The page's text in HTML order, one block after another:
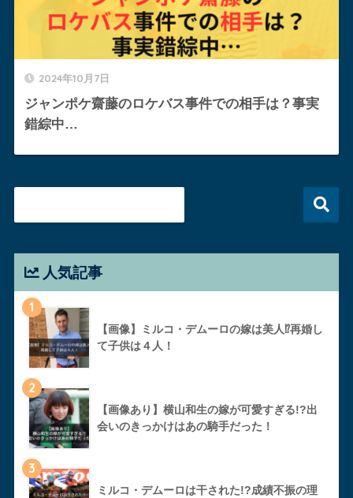
2024年10月7日
ジャンポケ齋藤のロケバス事件での相手は？事実
錯綜中…
人気記事
1
【画像】ミルコ・デムーロの嫁は美人⁉︎再婚し
て子供は４人！
2
【画像あり】横山和生の嫁が可愛すぎる!?出
会いのきっかけはあの騎手だった！
3
ミルコ・デムーロは干された!?成績不振の理